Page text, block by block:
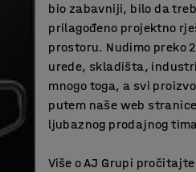
bio zabavniji, bilo da
prilagođeno projektno
prostoru. Nudimo preko
urede, skladišta,
mnogo toga, a svi
putem naše web
ljubaznog prodajnog
Više o AJ Grupi pročitajte